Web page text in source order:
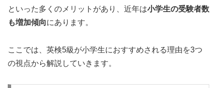
といった多くのメリットがあり、近年は小学生の受験者数
も増加傾向にあります。
ここでは、英検5級が小学生におすすめされる理由を3つ
の視点から解説していきます。